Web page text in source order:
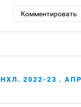
Комментировать
НХЛ. 2022-23 .